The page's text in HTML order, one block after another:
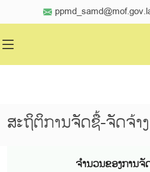
ສະຖິຕິການຈັດຊື້-ຈັດຈ້າງ
ຈຳນວນຂອງການຈັ